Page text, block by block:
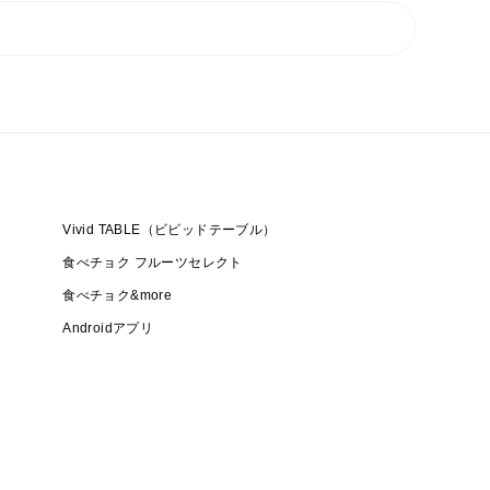
Vivid TABLE（ビビッドテーブル）
食べチョク フルーツセレクト
食べチョク&more
Androidアプリ